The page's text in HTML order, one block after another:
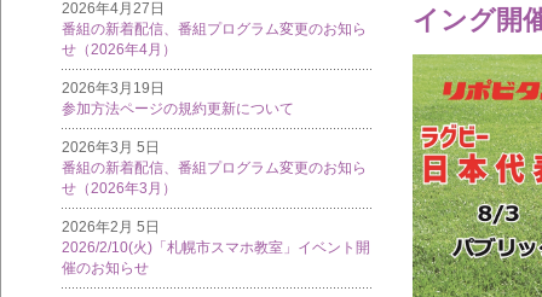
2026年4月27日
番組の新着配信、番組プログラム変更のお知ら
せ（2026年4月）
2026年3月19日
参加方法ページの規約更新について
2026年3月 5日
番組の新着配信、番組プログラム変更のお知ら
せ（2026年3月）
2026年2月 5日
2026/2/10(火)「札幌市スマホ教室」イベント開
催のお知らせ
イング開